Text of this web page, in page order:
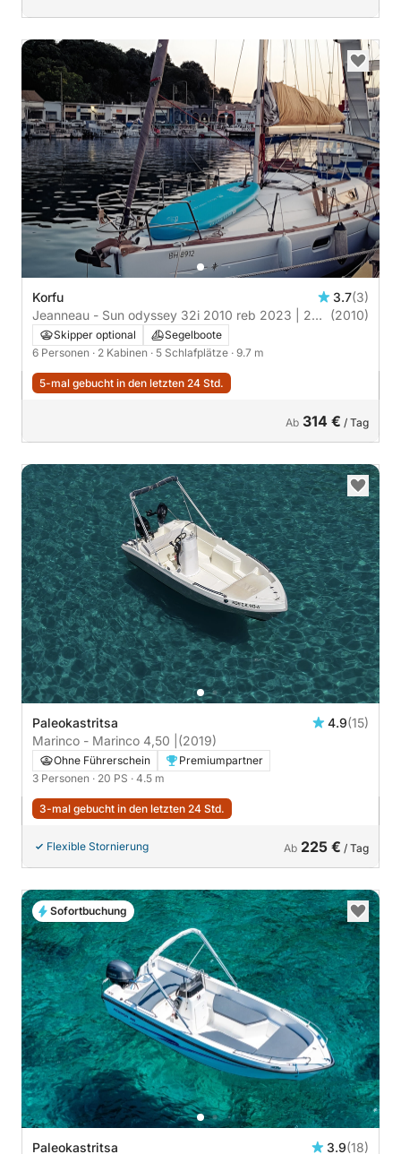
Korfu 3.7(3)
Jeanneau - Sun odyssey 32i 2010 reb 2023 | 2
Kabinen
(2010)
Skipper optional
Segelboote
6 Personen · 2 Kabinen · 5 Schlafplätze · 9.7 m
5-mal gebucht in den letzten 24 Std.
Ab 314 € / Tag
Paleokastritsa 4.9(15)
Marinco - Marinco 4,50 | (2019)
Ohne Führerschein
Premiumpartner
3 Personen · 20 PS · 4.5 m
3-mal gebucht in den letzten 24 Std.
Flexible Stornierung Ab 225 € / Tag
Paleokastritsa 3.9(18)
Sofortbuchung